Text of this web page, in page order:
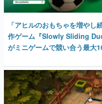
「アヒルのおもちゃを増や
作ゲーム『Slowly Sliding
がミニゲームで競い合う最大